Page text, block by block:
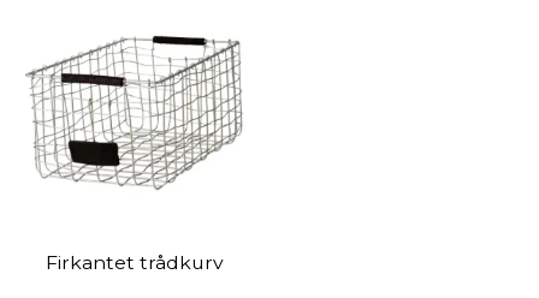
Firkantet trådkurv